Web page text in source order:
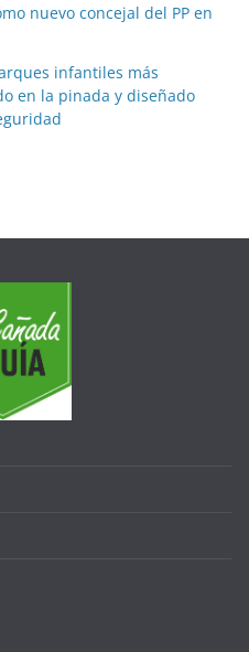
nuevo concejal del PP en
infantiles más
en la pinada y diseñado